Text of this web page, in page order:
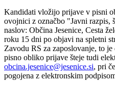
Kandidati vložijo prijave v pisni
ovojnici z označbo "Javni razpis,
naslov: Občina Jesenice, Cesta
roku 15 dni po objavi na spletni
Zavodu RS za zaposlovanje, to je
pisno obliko prijave šteje tudi
obcina.jesenice@jesenice.si, pri
pogojena z elektronskim